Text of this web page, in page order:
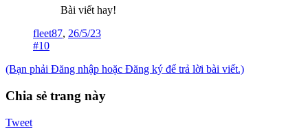
Bài viết hay!
fleet87, 26/5/23
#10
(Bạn phải Đăng nhập hoặc Đăng ký để trả lời bài viết.)
Chia sẻ trang này
Tweet